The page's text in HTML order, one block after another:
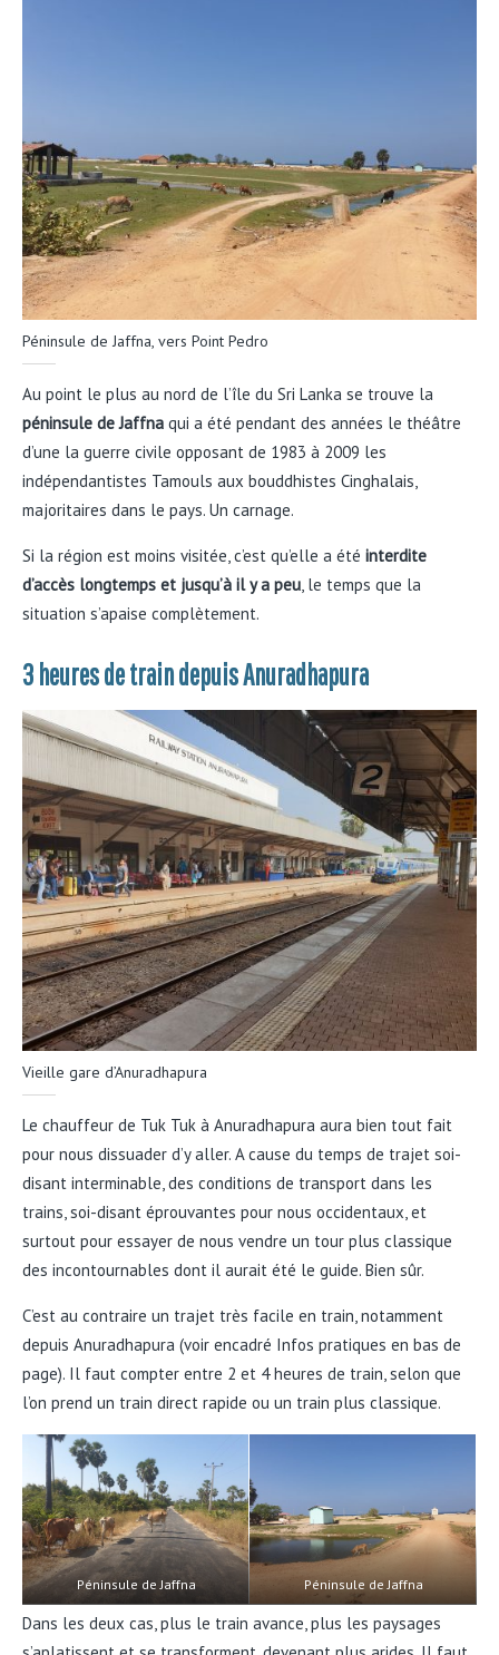
Péninsule de Jaffna, vers Point Pedro
Au point le plus au nord de l’île du Sri Lanka se trouve la
péninsule de Jaffna qui a été pendant des années le théâtre
d’une la guerre civile opposant de 1983 à 2009 les
indépendantistes Tamouls aux bouddhistes Cinghalais,
majoritaires dans le pays. Un carnage.
Si la région est moins visitée, c’est qu’elle a été interdite
d’accès longtemps et jusqu’à il y a peu, le temps que la
situation s’apaise complètement.
3 heures de train depuis Anuradhapura
Vieille gare d’Anuradhapura
Le chauffeur de Tuk Tuk à Anuradhapura aura bien tout fait
pour nous dissuader d’y aller. A cause du temps de trajet soi-
disant interminable, des conditions de transport dans les
trains, soi-disant éprouvantes pour nous occidentaux, et
surtout pour essayer de nous vendre un tour plus classique
des incontournables dont il aurait été le guide. Bien sûr.
C’est au contraire un trajet très facile en train, notamment
depuis Anuradhapura (voir encadré Infos pratiques en bas de
page). Il faut compter entre 2 et 4 heures de train, selon que
l’on prend un train direct rapide ou un train plus classique.
Péninsule de Jaffna Péninsule de Jaffna
Dans les deux cas, plus le train avance, plus les paysages